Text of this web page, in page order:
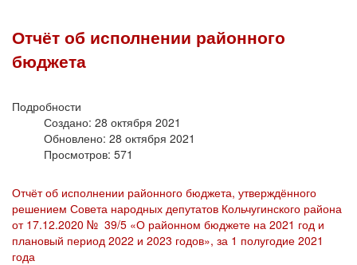
Отчёт об исполнении районного
бюджета
Подробности
Создано: 28 октября 2021
Обновлено: 28 октября 2021
Просмотров: 571
Отчёт об исполнении районного бюджета, утверждённого
решением Совета народных депутатов Кольчугинского района
от 17.12.2020 № 39/5 «О районном бюджете на 2021 год и
плановый период 2022 и 2023 годов», за 1 полугодие 2021
года